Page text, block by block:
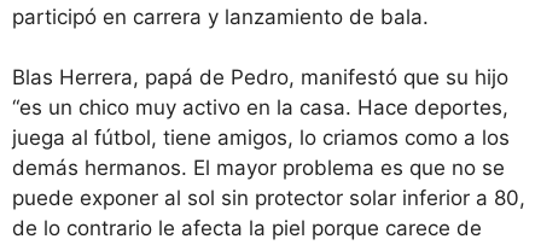
participó en carrera y lanzamiento de bala.
Blas Herrera, papá de Pedro, manifestó que su hijo
“es un chico muy activo en la casa. Hace deportes,
juega al fútbol, tiene amigos, lo criamos como a los
demás hermanos. El mayor problema es que no se
puede exponer al sol sin protector solar inferior a 80,
de lo contrario le afecta la piel porque carece de